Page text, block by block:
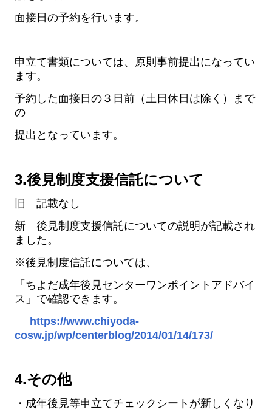
面接日の予約を行います。
申立て書類については、原則事前提出になってい
ます。
予約した面接日の３日前（土日休日は除く）
まで
の
提出となっています。
3.後見制度支援信託について
旧 記載なし
新 後見制度支援信託についての説明が記載され
ました。
※後見制度信託については、
「ちよだ成年後見センターワンポイントアドバイ
ス」で確認できます。
https://www.chiyoda-
cosw.jp/wp/centerblog/2014/01/14/173/
4.その他
・成年後見等申立てチェックシートが新しくなり